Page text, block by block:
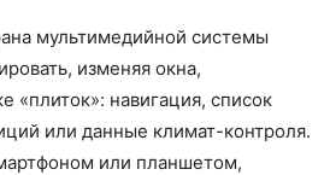
мультимедийной системы
изменяя окна,
«плиток»: навигация, список
или данные климат-контроля.
или планшетом,